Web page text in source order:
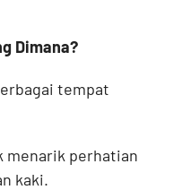
Dimana?
tempat
menarik perhatian
kaki.